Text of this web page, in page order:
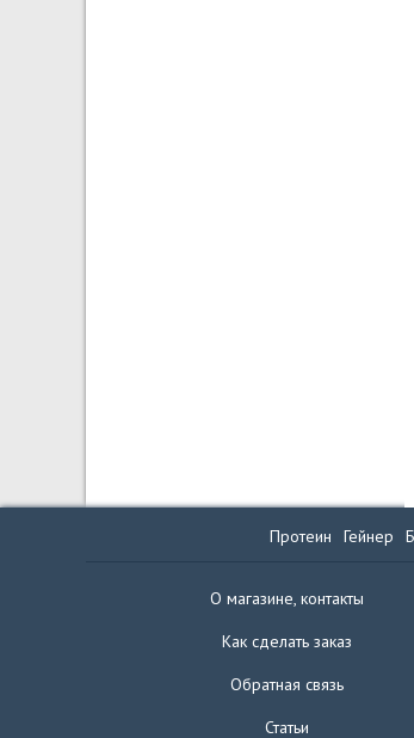
Протеин Гейнер
О магазине, контакты
Как сделать заказ
Обратная связь
Статьи